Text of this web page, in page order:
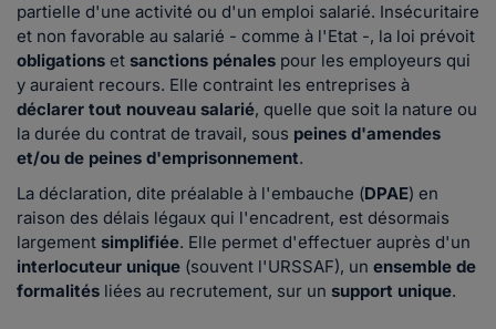
partielle d'une activité ou d'un emploi salarié. Insécuritaire
et non favorable au salarié - comme à l'Etat -, la loi prévoit
obligations et sanctions pénales pour les employeurs qui
y auraient recours. Elle contraint les entreprises à
déclarer tout nouveau salarié, quelle que soit la nature ou
la durée du contrat de travail, sous peines d'amendes
et/ou de peines d'emprisonnement.
La déclaration, dite préalable à l'embauche (DPAE) en
raison des délais légaux qui l'encadrent, est désormais
largement simplifiée. Elle permet d'effectuer auprès d'un
interlocuteur unique (souvent l'URSSAF), un ensemble de
formalités liées au recrutement, sur un support unique.